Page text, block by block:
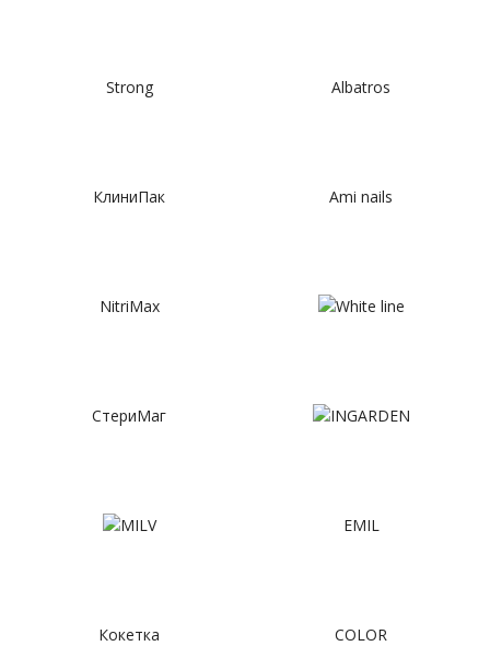
Strong Albatros
КлиниПак Ami nails
NitriMax
СтериМаг
EMIL
Кокетка COLOR